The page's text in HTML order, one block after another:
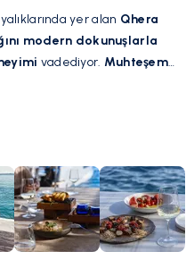
yer alan Qhera
modern dokunuşlarla
vadediyor. Muhteşem
bütünleşiyor. Özel olarak
mükemmel bir şekilde
unutulmaz bir tat bırakıyor.
yemeği, isterEge’ye karşı
Qhera Restaurant,
deneyimi sunuyor.